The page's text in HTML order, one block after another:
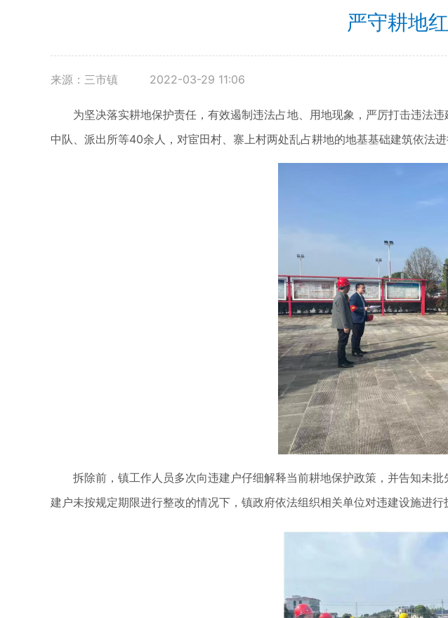
严守耕地
来源：三市镇 2022-03-29 11:06
为坚决落实耕地保护责任，有效遏制违法占地、用地现象，严厉打击违法
中队、派出所等40余人，对宦田村、寨上村两处乱占耕地的地基基础建筑依法进
拆除前，镇工作人员多次向违建户仔细解释当前耕地保护政策，并告知未
建户未按规定期限进行整改的情况下，镇政府依法组织相关单位对违建设施进